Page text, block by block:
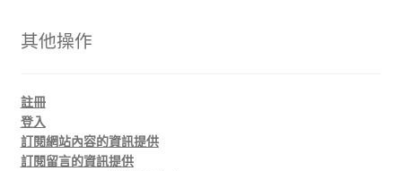
其他操作
註冊
登入
訂閱網站內容的資訊提供
訂閱留言的資訊提供